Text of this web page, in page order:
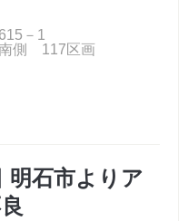
－1
側 117区画
明石市よりア